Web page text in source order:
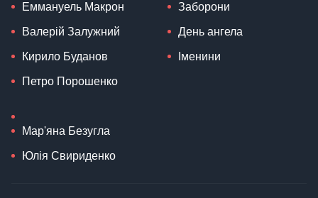
Еммануель Макрон
Валерій Залужний
Кирило Буданов
Петро Порошенко
Мар'яна Безугла
Юлія Свириденко
Заборони
День ангела
Іменини